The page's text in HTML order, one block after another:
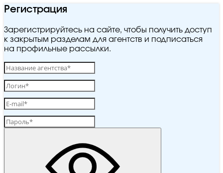
Регистрация
Зарегистрируйтесь на сайте, чтобы получить доступ
к закрытым разделам для агентств и подписаться
на профильные рассылки.